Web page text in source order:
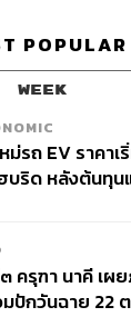
นอาทิตย์ที่ 31
POPULAR
WEEK
ม่รถ EV ราคาเ
บริด หลังต้นทุ
ครุฑา นาคี เผ
ปักวันฉาย 22